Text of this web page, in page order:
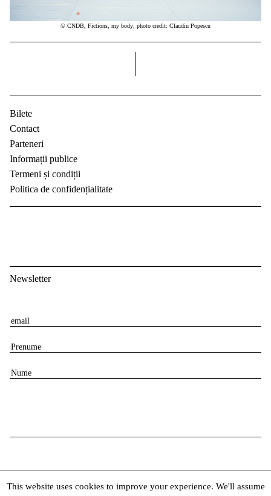
© CNDB, Fictions, my body; photo credit: Claudiu Popescu
Bilete
Contact
Parteneri
Informații publice
Termeni și condiții
Politica de confidențialitate
Newsletter
E
a
i
l
P
e
e
N
This website uses cookies to improve your experience. We'll assume